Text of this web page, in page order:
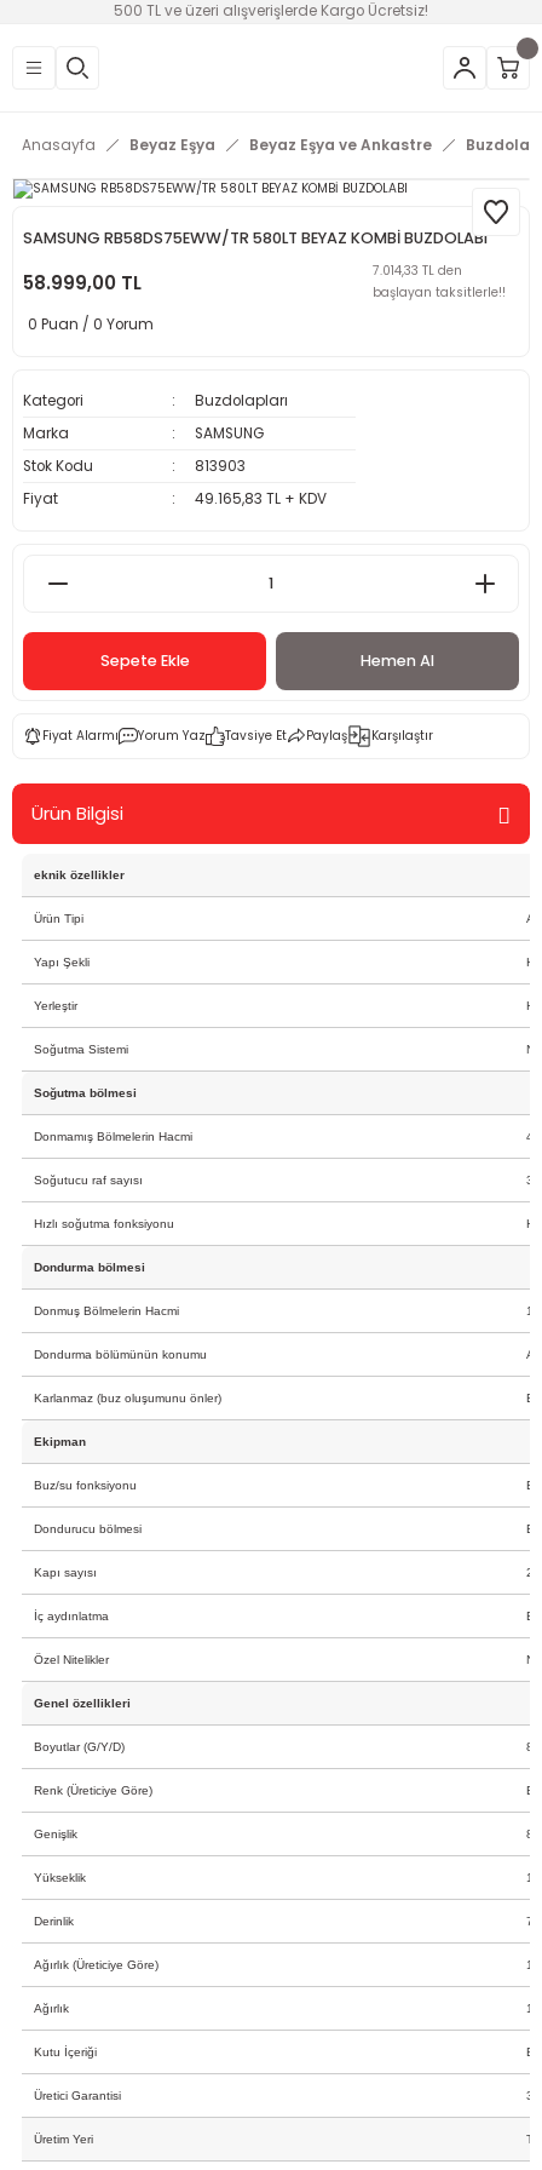
500 TL ve üzeri alışverişlerde Kargo Ücretsiz!
Sistemleri
Anasayfa Beyaz Eşya Beyaz Eşya ve Ankastre
SAMSUNG RB58DS75EWW/TR 580LT BEYAZ KOMBİ BUZDOLABI
58.999,00 TL
7.014,33 TL den
başlayan taksitlerle!!
0 Puan / 0 Yorum
Kategori
Buzdolapları
Marka
SAMSUNG
Stok Kodu
813903
Fiyat
49.165,83 TL + KDV
Sepete Ekle Hemen Al
Fiyat Alarmı Yorum Yaz Tavsiye Et Paylaş Karşılaştır
Ürün Bilgisi
eknik özellikler
Ürün Tipi
Yapı Şekli
Yerleştir
Soğutma Sistemi
Soğutma bölmesi
Donmamış Bölmelerin Hacmi
Soğutucu raf sayısı 3
Hızlı soğutma fonksiyonu
Dondurma bölmesi
Donmuş Bölmelerin Hacmi
Dondurma bölümünün konumu Alt
Karlanmaz (buz oluşumunu önler)
Ekipman
Buz/su fonksiyonu
Dondurucu bölmesi
Kapı sayısı 2
İç aydınlatma
Özel Nitelikler
Genel özellikleri
Boyutlar (G/Y/D) 84
Renk (Üreticiye Göre)
Genişlik 84
Yükseklik
Derinlik 75
Ağırlık (Üreticiye Göre)
Ağırlık
Kutu İçeriği
Üretici Garantisi 3
Üretim Yeri